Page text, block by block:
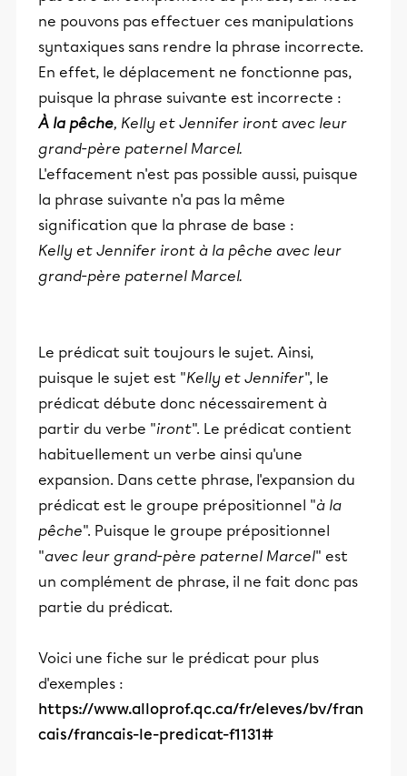
ne pouvons pas effectuer ces manipulations
syntaxiques sans rendre la phrase incorrecte.
En effet, le déplacement ne fonctionne pas,
puisque la phrase suivante est incorrecte :
À la pêche, Kelly et Jennifer iront avec leur
grand-père paternel Marcel.
L'effacement n'est pas possible aussi, puisque
la phrase suivante n'a pas la même
signification que la phrase de base :
Kelly et Jennifer iront à la pêche avec leur
grand-père paternel Marcel.
Le prédicat suit toujours le sujet. Ainsi,
puisque le sujet est "Kelly et Jennifer", le
prédicat débute donc nécessairement à
partir du verbe "iront". Le prédicat contient
habituellement un verbe ainsi qu'une
expansion. Dans cette phrase, l'expansion du
prédicat est le groupe prépositionnel "à la
pêche". Puisque le groupe prépositionnel
"avec leur grand-père paternel Marcel" est
un complément de phrase, il ne fait donc pas
partie du prédicat.
Voici une fiche sur le prédicat pour plus
d'exemples :
https://www.alloprof.qc.ca/fr/eleves/bv/fran
cais/francais-le-predicat-f1131#